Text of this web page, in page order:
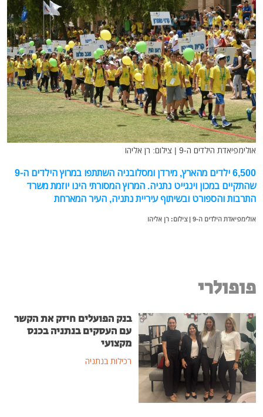
אולימפיאדת הילדים ה-9 | צילום: רן אליהו
6,500 ילדים מהארץ, מירדן ומסלובניה השתתפו במרוץ הילדים ה-9
שהתקיים במכון וינגייט נתניה. המרוץ המסורתי הינו יוזמת משרד
התרבות והספורט ובשיתוף עיריית נתניה, העיר המארחת
אולימפיאדת הילדים ה-9 | צילום: רן אליהו
פופולרי
בנק הפועלים חיזק את הקשר
עם העסקים בנתניה בכנס
מקצועי
רכילות בנתניה